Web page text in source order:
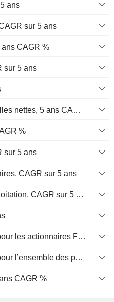
ans
sur 5 ans
CAGR %
sur 5 ans
Immobilisations corporelles nettes, 5 ans CAGR %
%
sur 5 ans
CAGR sur 5 ans
Flux de trésorerie d’exploitation, CAGR sur 5 ans
Flux de trésorerie libre pour les actionnaires FCFE, CAGR sur 5 ans
Flux de trésorerie libre pour l’ensemble des pourvoyeurs de fonds (créanciers et actionnaires) FCFF, CAGR sur 5 ans
CAGR %